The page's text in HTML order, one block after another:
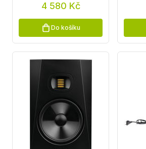
4 580 Kč
Do košíku